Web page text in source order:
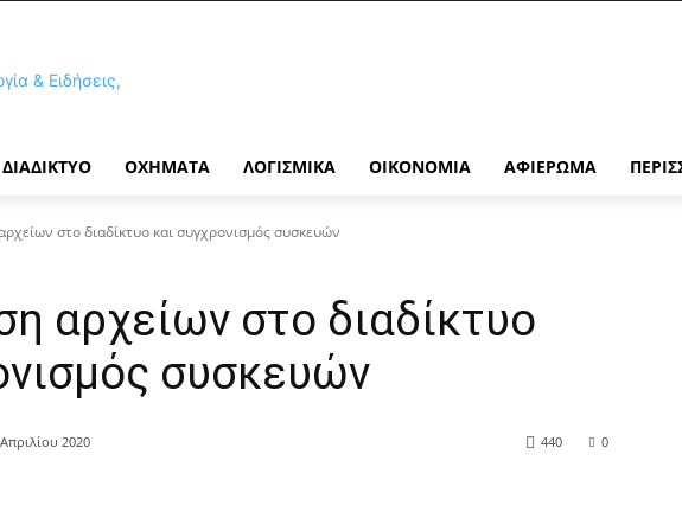
ΔΙΑΔΊΚΤΥΟ ΟΧΉΜΑΤΑ ΛΟΓΙΣΜΙΚΆ ΟΙΚΟΝΟΜΊΑ ΑΦΙΈΡΩΜΑ
στο διαδίκτυο και συγχρονισμός συσκευών
αρχείων στο διαδίκτυο
συσκευών
2020 0
440